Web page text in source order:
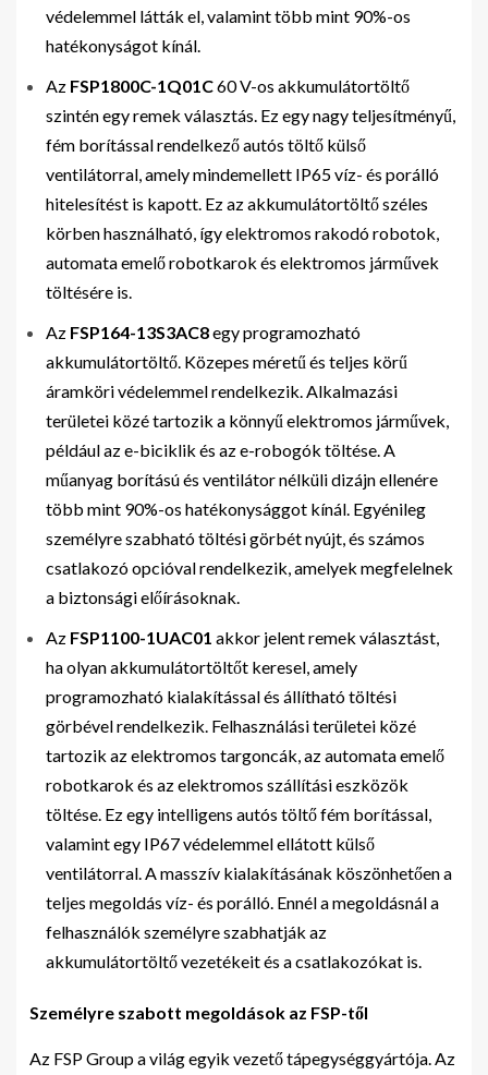
védelemmel látták el, valamint több mint 90%-os
hatékonyságot kínál.
Az FSP1800C-1Q01C60 V-os akkumulátortöltő
szintén egy remek választás. Ez egy nagy teljesítményű,
fém borítással rendelkező autós töltő külső
ventilátorral, amely mindemellett IP65 víz- és porálló
hitelesítést is kapott. Ez az akkumulátortöltő széles
körben használható, így elektromos rakodó robotok,
automata emelő robotkarok és elektromos járművek
töltésére is.
Az FSP164-13S3AC8egy programozható
akkumulátortöltő. Közepes méretű és teljes körű
áramköri védelemmel rendelkezik. Alkalmazási
területei közé tartozik a könnyű elektromos járművek,
például az e-biciklik és az e-robogók töltése. A
műanyag borítású és ventilátor nélküli dizájn ellenére
több mint 90%-os hatékonysággot kínál. Egyénileg
személyre szabható töltési görbét nyújt, és számos
csatlakozó opcióval rendelkezik, amelyek megfelelnek
a biztonsági előírásoknak.
Az FSP1100-1UAC01 akkor jelent remek választást,
ha olyan akkumulátortöltőt keresel, amely
programozható kialakítással és állítható töltési
görbével rendelkezik. Felhasználási területei közé
tartozik az elektromos targoncák, az automata emelő
robotkarok és az elektromos szállítási eszközök
töltése. Ez egy intelligens autós töltő fém borítással,
valamint egy IP67 védelemmel ellátott külső
ventilátorral. A masszív kialakításának köszönhetően a
teljes megoldás víz- és porálló. Ennél a megoldásnál a
felhasználók személyre szabhatják az
akkumulátortöltő vezetékeit és a csatlakozókat is.
Személyre szabott megoldások az FSP-től
Az FSP Group a világ egyik vezető tápegységgyártója. Az